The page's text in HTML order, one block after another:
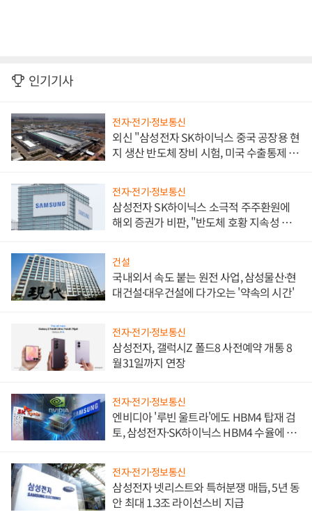
인기기사
전자·전기·정보통신
외신 "삼성전자 SK하이닉스 중국 공장용 현
지 생산 반도체 장비 시험, 미국 수출통제 대
전자·전기·정보통신
삼성전자 SK하이닉스 소극적 주주환원에
해외 증권가 비판, "반도체 호황 지속성 의
건설
국내외서 속도 붙는 원전 사업, 삼성물산·현
대건설·대우건설에 다가오는 '약속의 시간'
전자·전기·정보통신
삼성전자, 갤럭시Z 폴드8 사전예약 개통 8
월31일까지 연장
전자·전기·정보통신
엔비디아 '루빈 울트라'에도 HBM4 탑재 검
토, 삼성전자·SK하이닉스 HBM4 수율에 주
전자·전기·정보통신
삼성전자 넷리스트와 특허분쟁 매듭, 5년 동
안 최대 1.3조 라이선스비 지급